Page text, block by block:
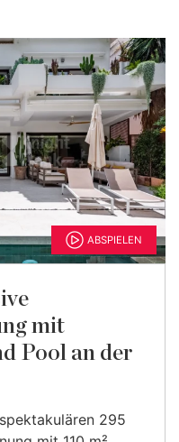
ABSPIELEN
mit
Pool an der
295